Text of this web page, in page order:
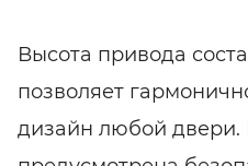
Высота привода
позволяет
дизайн любой двери.